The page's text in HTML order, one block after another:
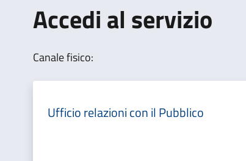
Accedi al servizio
Canale fisico:
Ufficio relazioni con il Pubblico